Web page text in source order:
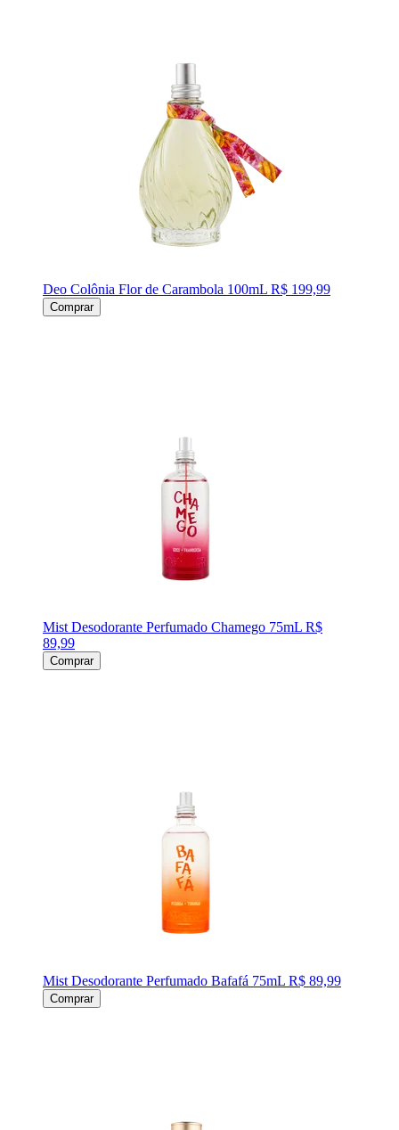
Deo Colônia Flor de Carambola 100mL R$ 199,99
Comprar
Mist Desodorante Perfumado Chamego 75mL R$
89,99
Comprar
Mist Desodorante Perfumado Bafafá 75mL R$ 89,99
Comprar